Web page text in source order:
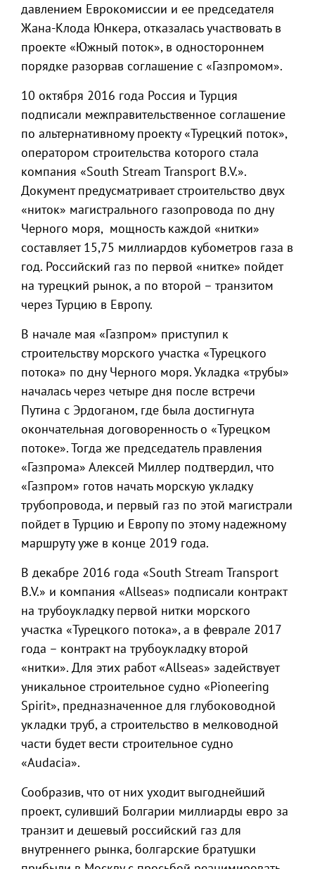
давлением Еврокомиссии и ее председателя
Жана-Клода Юнкера, отказалась участвовать в
проекте «Южный поток», в одностороннем
порядке разорвав соглашение с «Газпромом».
10 октября 2016 года Россия и Турция
подписали межправительственное соглашение
по альтернативному проекту «Турецкий поток»,
оператором строительства которого стала
компания «South Stream Transport B.V.».
Документ предусматривает строительство двух
«ниток» магистрального газопровода по дну
Черного моря, мощность каждой «нитки»
составляет 15,75 миллиардов кубометров газа в
год. Российский газ по первой «нитке» пойдет
на турецкий рынок, а по второй – транзитом
через Турцию в Европу.
В начале мая «Газпром» приступил к
строительству морского участка «Турецкого
потока» по дну Черного моря. Укладка «трубы»
началась через четыре дня после встречи
Путина с Эрдоганом, где была достигнута
окончательная договоренность о «Турецком
потоке». Тогда же председатель правления
«Газпрома» Алексей Миллер подтвердил, что
«Газпром» готов начать морскую укладку
трубопровода, и первый газ по этой магистрали
пойдет в Турцию и Европу по этому надежному
маршруту уже в конце 2019 года.
В декабре 2016 года «South Stream Transport
B.V.» и компания «Allseas» подписали контракт
на трубоукладку первой нитки морского
участка «Турецкого потока», а в феврале 2017
года – контракт на трубоукладку второй
«нитки». Для этих работ «Allseas» задействует
уникальное строительное судно «Pioneering
Spirit», предназначенное для глубоководной
укладки труб, а строительство в мелководной
части будет вести строительное судно
«Audacia».
Сообразив, что от них уходит выгоднейший
проект, суливший Болгарии миллиарды евро за
транзит и дешевый российский газ для
внутреннего рынка, болгарские братушки